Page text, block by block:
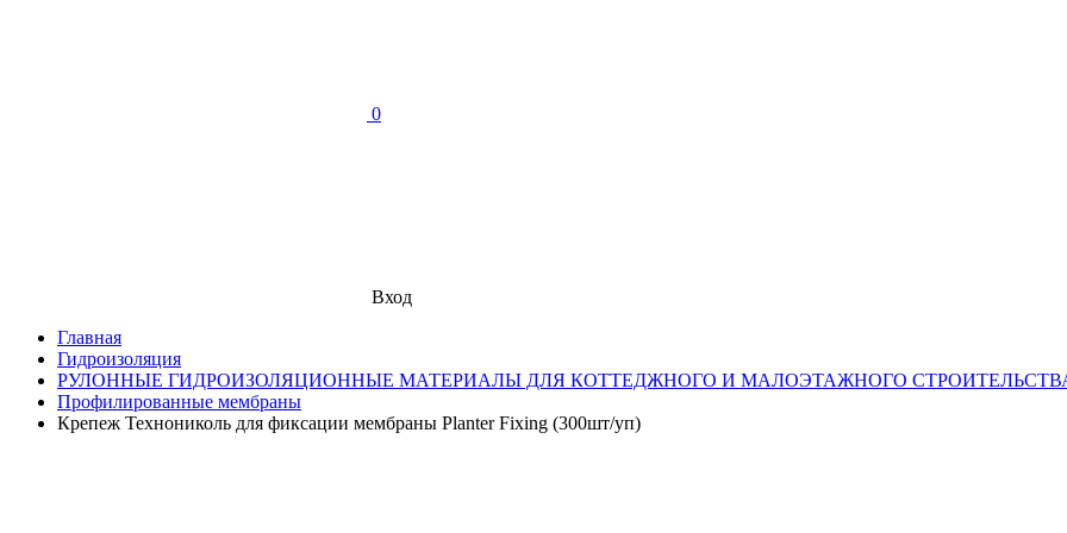
0
Вход
Главная
Гидроизоляция
РУЛОННЫЕ ГИДРОИЗОЛЯЦИОННЫЕ МАТЕРИАЛЫ ДЛЯ КОТТЕДЖНОГО И МАЛОЭТАЖНОГО
Профилированные мембраны
Крепеж Технониколь для фиксации мембраны Planter Fixing (300шт/уп)